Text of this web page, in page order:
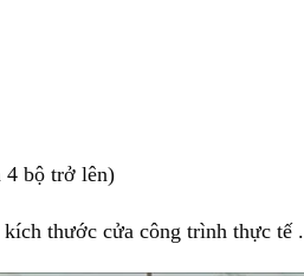
4 bộ trở lên)
thước cửa công trình thực tế .